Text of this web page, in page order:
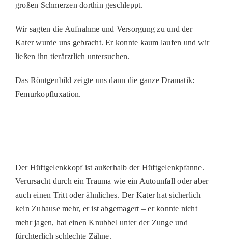
PATENSCHAFTEN
RATGEBER
großen Schmerzen dorthin geschleppt.
Wir sagten die Aufnahme und Versorgung zu und der
Kater wurde uns gebracht. Er konnte kaum laufen und wir
ließen ihn tierärztlich untersuchen.
Das Röntgenbild zeigte uns dann die ganze Dramatik:
Femurkopfluxation.
Der Hüftgelenkkopf ist außerhalb der Hüftgelenkpfanne.
Verursacht durch ein Trauma wie ein Autounfall oder aber
auch einen Tritt oder ähnliches. Der Kater hat sicherlich
kein Zuhause mehr, er ist abgemagert – er konnte nicht
mehr jagen, hat einen Knubbel unter der Zunge und
fürchterlich schlechte Zähne.